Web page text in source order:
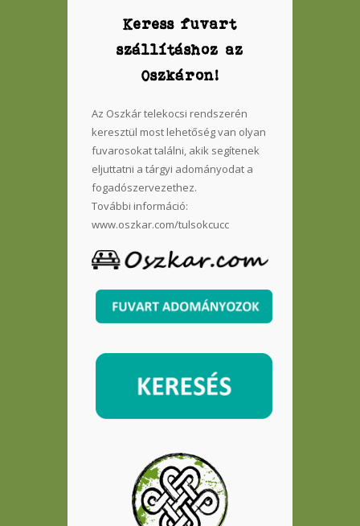
Keress fuvart
szállításhoz az
Oszkáron!
Az Oszkár telekocsi rendszerén
keresztül most lehetőség van olyan
fuvarosokat találni, akik segítenek
eljuttatni a tárgyi adományodat a
fogadószervezethez.
További információ:
www.oszkar.com/tulsokcucc